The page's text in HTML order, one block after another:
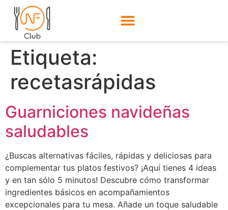
Etiqueta:
recetasrápidas
Guarniciones navideñas
saludables
¿Buscas alternativas fáciles, rápidas y deliciosas para
complementar tus platos festivos? ¡Aquí tienes 4 ideas
y en tan sólo 5 minutos! Descubre cómo transformar
ingredientes básicos en acompañamientos
excepcionales para tu mesa. Añade un toque saludable